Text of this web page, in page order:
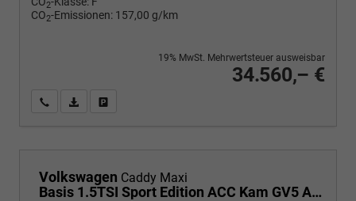
2
CO2-Emissionen: 157,00 g/km
34.560,– €
19% MwSt. Mehrwertsteuer ausweisbar
Wir rufen Sie anPDF-Fahrzeugexposé drucken
Volkswagen Caddy Maxi
Basis 1.5TSI Sport Edition ACC Kam GV5 App AHK Reling